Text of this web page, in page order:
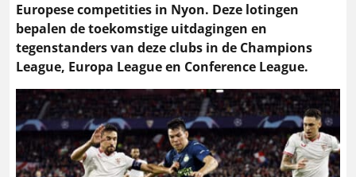
Europese competities in Nyon. Deze lotingen
bepalen de toekomstige uitdagingen en
tegenstanders van deze clubs in de Champions
League, Europa League en Conference League.